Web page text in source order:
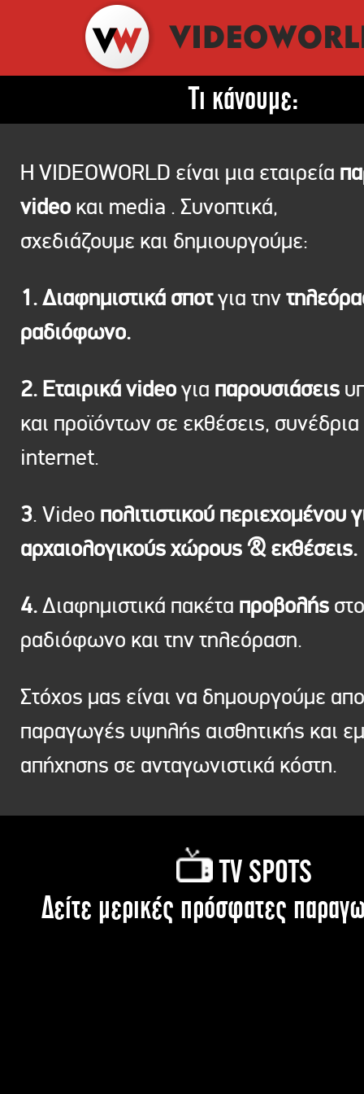
Τι κάνουμε:
Η VIDEOWORLD είναι μια εταιρεία
video και media . Συνοπτικά,
σχεδιάζουμε και δημιουργούμε:
1. Διαφημιστικά σποτγια την
ραδιόφωνο.
2. Εταιρικά videoγια παρουσιάσεις
και προϊόντων σε εκθέσεις, συνέδρια
internet.
3. Video πολιτιστικού περιεχομένου
αρχαιολογικούς χώρους & εκθέσεις.
4.Διαφημιστικά πακέτα προβολής στο
ραδιόφωνο και την τηλεόραση.
Στόχος μας είναι να δημουργούμε
παραγωγές υψηλής αισθητικής και
απήχησης σε ανταγωνιστικά κόστη.
TV SPOTS
Δείτε μερικές πρόσφατες